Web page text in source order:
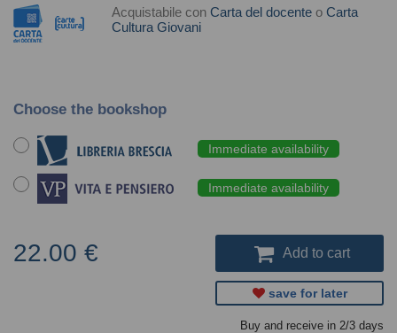
Acquistabile con Carta del docente o Carta
Cultura Giovani
Choose the bookshop
Immediate availability
Immediate availability
22.00 € Add to cart
save for later
Buy and receive in 2/3 days